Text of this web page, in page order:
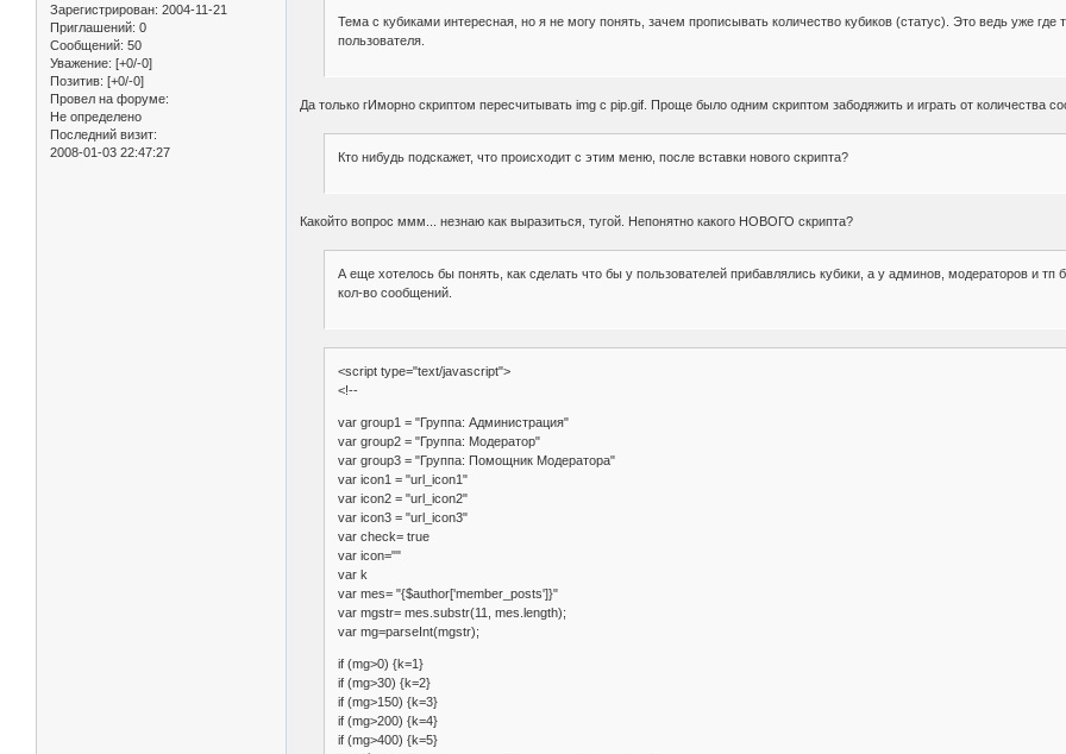
Зарегистрирован: 2004-11-21
Приглашений: 0
Сообщений: 50
Уважение: [+0/-0]
Позитив: [+0/-0]
Провел на форуме:
Не определено
Последний визит:
2008-01-03 22:47:27
Тема с кубиками интересная, но я не могу понять, зачем прописывать количество кубиков (статус). Это ведь уже
пользователя.
Да только гИморно скриптом пересчитывать img с pip.gif. Проще было одним скриптом забодяжить и играть от количества
Кто нибудь подскажет, что происходит с этим меню, после вставки нового скрипта?
Какойто вопрос ммм... незнаю как выразиться, тугой. Непонятно какого НОВОГО скрипта?
А еще хотелось бы понять, как сделать что бы у пользователей прибавлялись кубики, а у админов, модераторов и тп
кол-во сообщений.
<script type="text/javascript">
<!--
var group1 = "Группа: Администрация"
var group2 = "Группа: Модератор"
var group3 = "Группа: Помощник Модератора"
var icon1 = "url_icon1"
var icon2 = "url_icon2"
var icon3 = "url_icon3"
var check= true
var icon=""
var k
var mes= "{$author['member_posts']}"
var mgstr= mes.substr(11, mes.length);
var mg=parseInt(mgstr);
if (mg>0) {k=1}
if (mg>30) {k=2}
if (mg>150) {k=3}
if (mg>200) {k=4}
if (mg>400) {k=5}